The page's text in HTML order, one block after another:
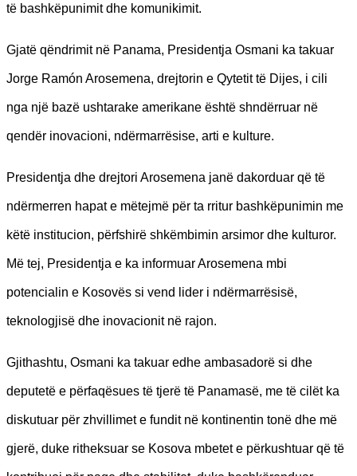
të bashkëpunimit dhe komunikimit.
Gjatë qëndrimit në Panama, Presidentja Osmani ka takuar
Jorge Ramón Arosemena, drejtorin e Qytetit të Dijes, i cili
nga një bazë ushtarake amerikane është shndërruar në
qendër inovacioni, ndërmarrësise, arti e kulture.
Presidentja dhe drejtori Arosemena janë dakorduar që të
ndërmerren hapat e mëtejmë për ta rritur bashkëpunimin me
këtë institucion, përfshirë shkëmbimin arsimor dhe kulturor.
Më tej, Presidentja e ka informuar Arosemena mbi
potencialin e Kosovës si vend lider i ndërmarrësisë,
teknologjisë dhe inovacionit në rajon.
Gjithashtu, Osmani ka takuar edhe ambasadorë si dhe
deputetë e përfaqësues të tjerë të Panamasë, me të cilët ka
diskutuar për zhvillimet e fundit në kontinentin tonë dhe më
gjerë, duke ritheksuar se Kosova mbetet e përkushtuar që të